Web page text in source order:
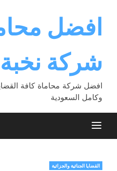
contentافضل
شركة نخبة
افضل شركة محاماة كافة
وكامل السعودية
القضايا الجنائية والجزائية